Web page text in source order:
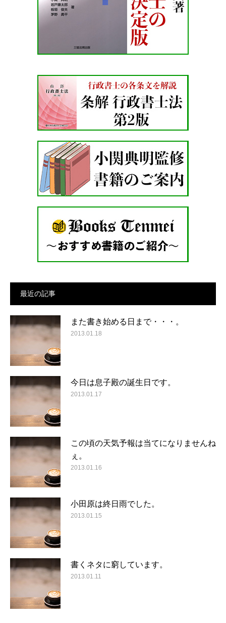
最近の記事
また書き始める日まで・・・。
2013.01.18
今日は息子殿の誕生日です。
2013.01.17
この頃の天気予報は当てになりませんね
ぇ。
2013.01.16
小田原は終日雨でした。
2013.01.15
書くネタに窮しています。
2013.01.11